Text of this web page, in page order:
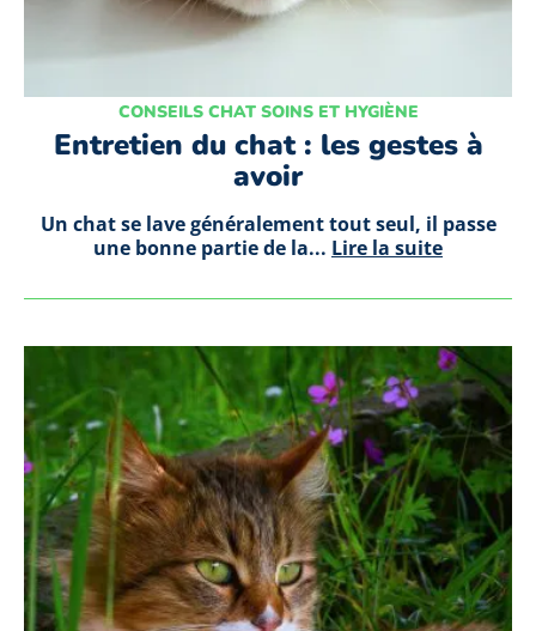
CONSEILS CHAT SOINS ET HYGIÈNE
Entretien du chat : les gestes à
avoir
Un chat se lave généralement tout seul, il passe
une bonne partie de la... Lire la suite